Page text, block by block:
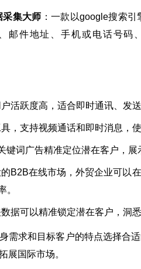
采集大师 ：一款以google搜索
邮件地址、手机或电话号码
户活跃度高，适合即时通讯、发
具，支持视频通话和即时消息，
键词广告精准定位潜在客户，
的B2B在线市场，外贸企业可以
。
据可以精准锁定潜在客户，洞
需求和目标客户的特点选择合
展国际市场。